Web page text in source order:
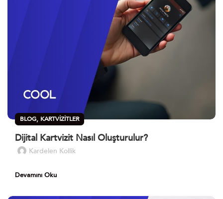
BLOG, KARTVIZITLER
Dijital Kartvizit Nasıl Oluşturulur?
Kardelen Kollik
Devamını Oku